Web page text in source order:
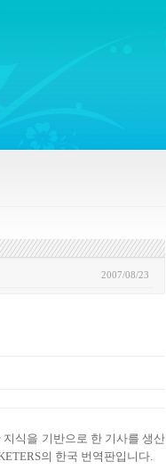
2007/08/23
식을 기반으로 한 기사를 생산
의 한국 번역판입니다.